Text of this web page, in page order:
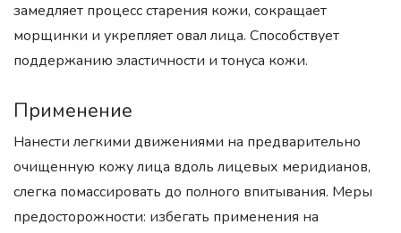
замедляет процесс старения кожи, сокращает
морщинки и укрепляет овал лица. Способствует
поддержанию эластичности и тонуса кожи.
Применение
Нанести легкими движениями на предварительно
очищенную кожу лица вдоль лицевых меридианов,
слегка помассировать до полного впитывания. Меры
предосторожности: избегать применения на